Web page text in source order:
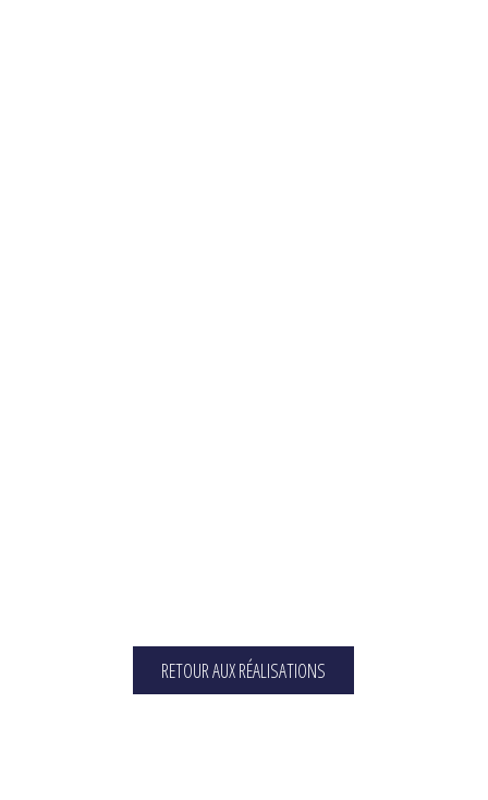
RETOUR AUX RÉALISATIONS